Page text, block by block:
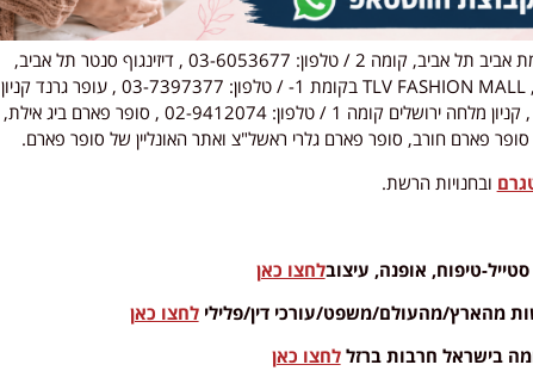
קניון רמת אביב תל אביב, קומה 2 / טלפון: 03-6053677 , דיזינגוף סנטר תל אביב,
קומת כניסה / טלפון: 03-5221417 , TLV FASHION MALL בקומת 1- / טלפון: 03-7397377 , עופר גרנד קניון
חיפה קומה 2 / טלפון: 04-8122400 , קניון מלחה ירושלים קומה 1 / טלפון: 02-9412074 , סופר פארם ביג אילת,
פארם חורב, סופר פארם גלרי ראשל"צ ואתר האונליין של סופר פארם.
ובחנויות הרשת.
טיפוח, אופנה, עיצובלחצו כאן
מהארץ/מהעולם/משפט/עורכי דין/פלילילחצו כאן
בישראל חרבות ברזללחצו כאן